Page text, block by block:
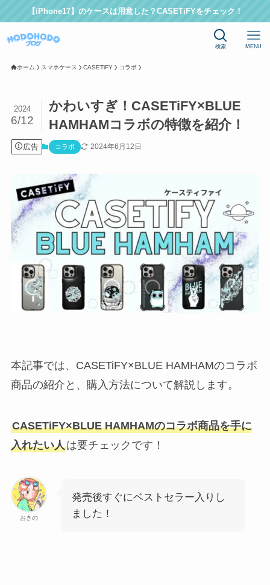
【iPhone17】のケースは用意した？CASETiFYをチェック！
検索 MENU
ホーム スマホケース CASETiFY コラボ
かわいすぎ！CASETiFY×BLUE
HAMHAMコラボの特徴を紹介！
2024
6/12
広告 コラボ 2024年6月12日
本記事では、CASETiFY×BLUE HAMHAMのコラボ
商品の紹介と、購入方法について解説します。
CASETiFY×BLUE HAMHAMのコラボ商品を手に
入れたい人は要チェックです！
おきの
発売後すぐにベストセラー入りし
ました！